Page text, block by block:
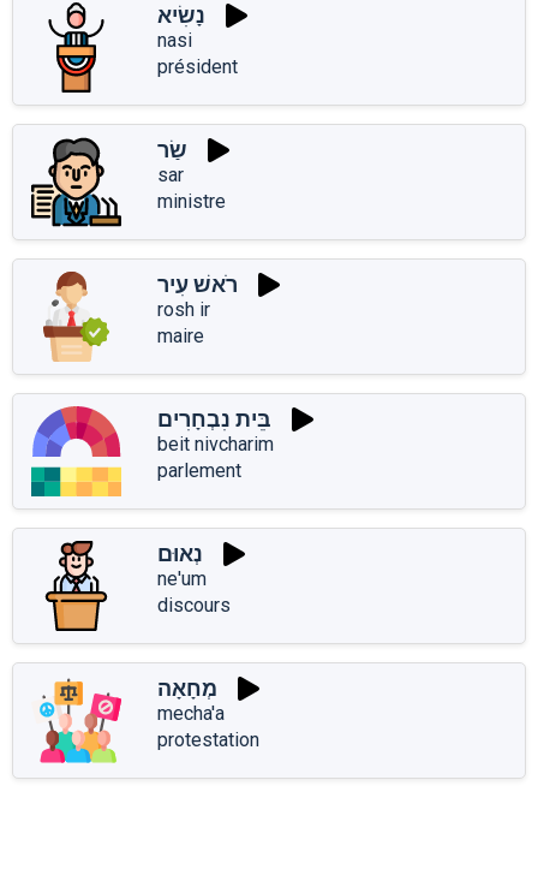
נָשִׂיא
nasi
président
שַׂר
sar
ministre
רֹאשׁ עִיר
rosh ir
maire
בֵּית נִבְחָרִים
beit nivcharim
parlement
נְאוּם
ne'um
discours
מְחָאָה
mecha'a
protestation